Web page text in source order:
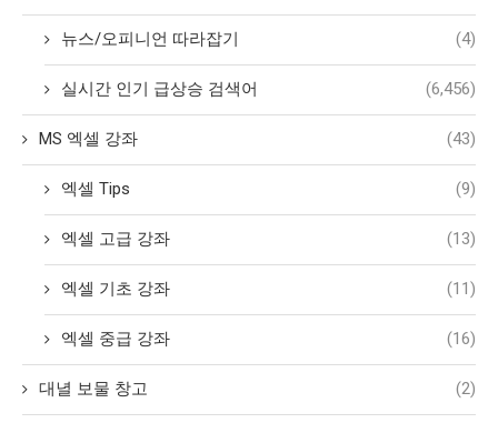
뉴스/오피니언 따라잡기 (4)
실시간 인기 급상승 검색어 (6,456)
MS 엑셀 강좌 (43)
엑셀 Tips (9)
엑셀 고급 강좌 (13)
엑셀 기초 강좌 (11)
엑셀 중급 강좌 (16)
대녈 보물 창고 (2)